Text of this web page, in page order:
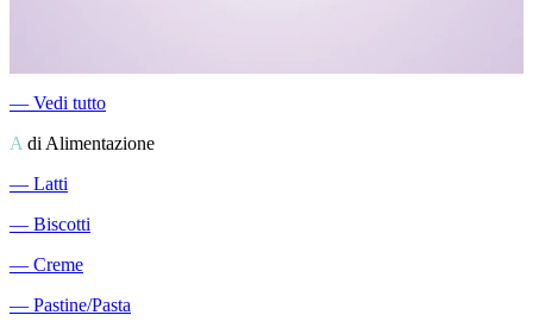
― Vedi tutto
A di Alimentazione
― Latti
― Biscotti
― Creme
― Pastine/Pasta